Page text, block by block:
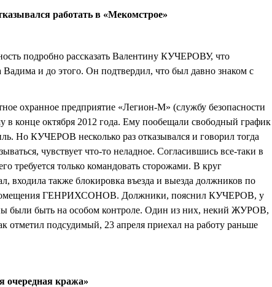
работать в «Мекомстрое»
подробно рассказать Валентину КУЧЕРОВУ, что
Вадима и до этого. Он подтвердил, что был давно знаком с
охранное предприятие «Легион-М» (службу безопасности
в конце октября 2012 года. Ему пообещали свободный график
Но КУЧЕРОВ несколько раз отказывался и говорил тогда
чувствует что-то неладное. Согласившись все-таки в
требуется только командовать сторожами. В круг
входила также блокировка въезда и выезда должников по
помещения ГЕНРИХСОНОВ. Должники, пояснил КУЧЕРОВ, у
были быть на особом контроле. Один из них, некий ЖУРОВ,
отметил подсудимый, 23 апреля приехал на работу раньше
очередная кража»